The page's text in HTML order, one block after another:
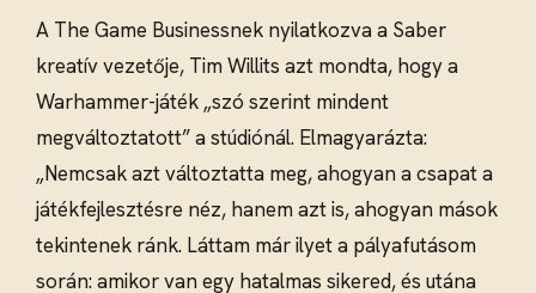
A The Game Businessnek nyilatkozva a Saber
kreatív vezetője, Tim Willits azt mondta, hogy a
Warhammer-játék „szó szerint mindent
megváltoztatott” a stúdiónál. Elmagyarázta:
„Nemcsak azt változtatta meg, ahogyan a csapat a
játékfejlesztésre néz, hanem azt is, ahogyan mások
tekintenek ránk. Láttam már ilyet a pályafutásom
során: amikor van egy hatalmas sikered, és utána